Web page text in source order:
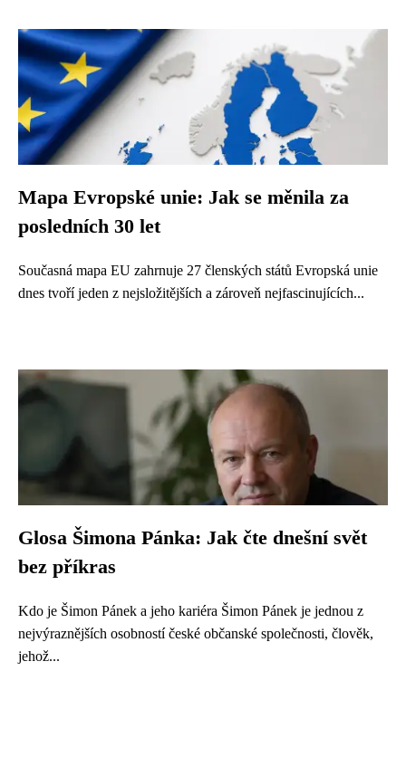
Mapa Evropské unie: Jak se měnila za
posledních 30 let
Současná mapa EU zahrnuje 27 členských států Evropská unie
dnes tvoří jeden z nejsložitějších a zároveň nejfascinujících...
Glosa Šimona Pánka: Jak čte dnešní svět
bez příkras
Kdo je Šimon Pánek a jeho kariéra Šimon Pánek je jednou z
nejvýraznějších osobností české občanské společnosti, člověk,
jehož...